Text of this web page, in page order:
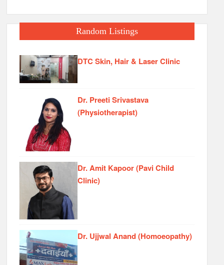
Random Listings
DTC Skin, Hair & Laser Clinic
Dr. Preeti Srivastava
(Physiotherapist)
Dr. Amit Kapoor (Pavi Child
Clinic)
Dr. Ujjwal Anand (Homoeopathy)